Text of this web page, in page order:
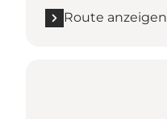
Route anzeigen